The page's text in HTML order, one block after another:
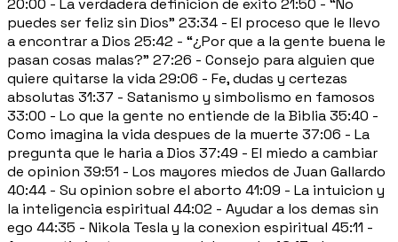
20:00 - La verdadera definicion de exito 21:50 - “No
puedes ser feliz sin Dios” 23:34 - El proceso que le llevo
a encontrar a Dios 25:42 - “¿Por que a la gente buena le
pasan cosas malas?” 27:26 - Consejo para alguien que
quiere quitarse la vida 29:06 - Fe, dudas y certezas
absolutas 31:37 - Satanismo y simbolismo en famosos
33:00 - Lo que la gente no entiende de la Biblia 35:40 -
Como imagina la vida despues de la muerte 37:06 - La
pregunta que le haria a Dios 37:49 - El miedo a cambiar
de opinion 39:51 - Los mayores miedos de Juan Gallardo
40:44 - Su opinion sobre el aborto 41:09 - La intuicion y
la inteligencia espiritual 44:02 - Ayudar a los demas sin
ego 44:35 - Nikola Tesla y la conexion espiritual 45:11 -